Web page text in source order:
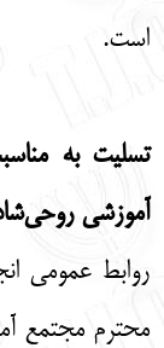
است.
تسلیت به
آموزشی
روابط عمومی
محترم مجتمع